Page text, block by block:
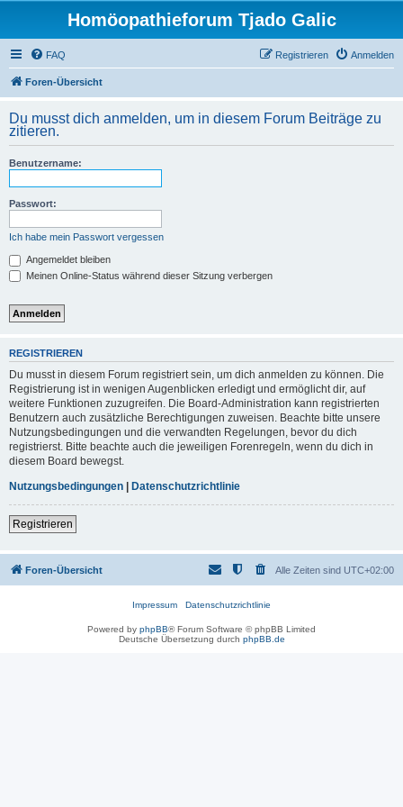
Homöopathieforum Tjado Galic
FAQ Anmelden
Registrieren
Foren-Übersicht
Du musst dich anmelden, um in diesem Forum Beiträge zu
zitieren.
Benutzername:
Passwort:
Ich habe mein Passwort vergessen
Angemeldet bleiben
Meinen Online-Status während dieser Sitzung verbergen
REGISTRIEREN
Du musst in diesem Forum registriert sein, um dich anmelden zu können. Die
Registrierung ist in wenigen Augenblicken erledigt und ermöglicht dir, auf
weitere Funktionen zuzugreifen. Die Board-Administration kann registrierten
Benutzern auch zusätzliche Berechtigungen zuweisen. Beachte bitte unsere
Nutzungsbedingungen und die verwandten Regelungen, bevor du dich
registrierst. Bitte beachte auch die jeweiligen Forenregeln, wenn du dich in
diesem Board bewegst.
Nutzungsbedingungen | Datenschutzrichtlinie
Registrieren
Foren-Übersicht Alle Zeiten sind UTC+02:00
Impressum Datenschutzrichtlinie
Powered by phpBB® Forum Software © phpBB Limited
Deutsche Übersetzung durch phpBB.de